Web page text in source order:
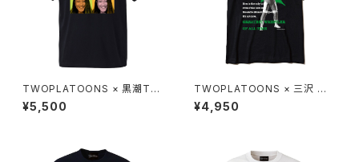
TWOPLATOONS × 黒潮TO
KYOジャパン コラボレーショ
ン-T / BLACK
¥5,500
TWOPLATOONS × 三沢 光
晴 コラボレーション-T / BLAC
K
¥4,950